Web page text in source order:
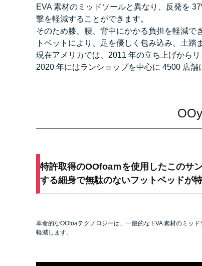
EVA 素材のミッドソールと異なり、反発を
撃を軽減することができます。
そのため膝、腰、背中にかかる負担を軽減で
トベットにより、足を優しく包み込み、土踏
現在アメリカでは、2011 年の立ち上げから
2020 年にはランショップを中心に 4500 店舗
特許取得のOOfoaｍを使用したこのサ
する細身で無駄のないフットベッドが特
革命的なOOfoaテクノロジーは、一般的な EVA 素材のミッ
軽減します。